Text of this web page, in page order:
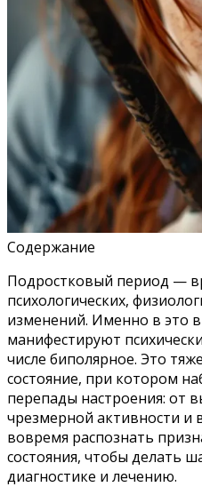
Содержание
Подростковый период —
психологических,
изменений. Именно в это
манифестируют
числе биполярное. Это
состояние, при котором
перепады настроения: от
чрезмерной активности и
вовремя распознать
состояния, чтобы делать
диагностике и лечению.